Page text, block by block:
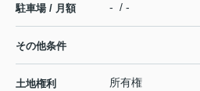
駐車場 / 月額 - / -
その他条件
土地権利 所有権